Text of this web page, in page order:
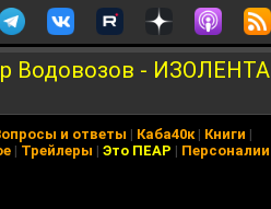
Водовозов - ИЗОЛЕНТА
и ответы | Каба40к| Книги |
| Трейлеры | Это ПЕАР | Персоналии